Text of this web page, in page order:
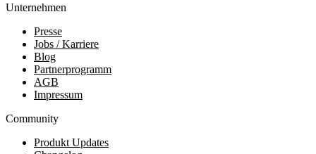
Unternehmen
Presse
Jobs / Karriere
Blog
Partnerprogramm
AGB
Impressum
Community
Produkt Updates